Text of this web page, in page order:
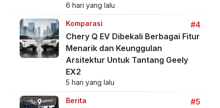
6 hari yang lalu
Komparasi
#4
Chery Q EV Dibekali Berbagai Fitur
Menarik dan Keunggulan
Arsitektur Untuk Tantang Geely
EX2
5 hari yang lalu
Berita
#5